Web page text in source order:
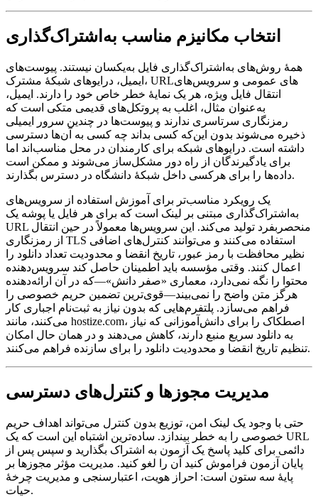
انتخاب مکانیزم مناسب به‌اشتراک‌گذاری
همهٔ روش‌های به‌اشتراک‌گذاری فایل به‌یکسان نیستند. پیوست‌های
ایمیل، درایوهای شبکهٔ مشترک، URLهای عمومی و سرویس‌های
انتقال فایل ویژه، هر یک نمایهٔ خطر خاص خود را دارند. ایمیل،
به‌عنوان مثال، اغلب به پروتکل‌های قدیمی متکی است که
رمزنگاری سرتاسری ندارند و پیوست‌ها در چندین سرور ایمیلی
ذخیره می‌شوند بدون این‌که کسی بداند چه کسی به آن‌ها دسترسی
داشته است. درایوهای شبکه برای کارمندان در محل مناسب‌اند اما
برای یادگیرندگان از راه دور مشکل‌ساز می‌شوند و ممکن است
داده‌ها را برای هرکسی داخل شبکهٔ دانشگاه در دسترس بگذارند.
یک رویکرد مناسب‌تر برای آموزش استفاده از سرویس‌های
به‌اشتراک‌گذاری مبتنی بر لینک است که برای هر فایل یا پوشه یک
URL منحصربفرد تولید می‌کند. این سرویس‌ها معمولاً در حین انتقال
از رمزنگاری TLS استفاده می‌کنند و می‌توانند کنترل‌های اضافی
نظیر محافظت با رمز عبور، تاریخ انقضا و محدودیت تعداد دانلود را
اعمال کنند. وقتی مؤسسه باید اطمینان حاصل کند سرویس‌دهنده
محتوا را نگه نمی‌دارد، معماری «صفر دانش»—که در آن ارائه‌دهنده
هرگز متن واضح را نمی‌بیند—قوی‌ترین تضمین حریم خصوصی را
فراهم می‌سازد. پلتفرم‌هایی که بدون نیاز به ثبت‌نام اجباری کار
می‌کنند، مانند hostize.com، اصطکاک را برای دانش‌آموزانی که نیاز
به دانلود سریع منبع دارند، کاهش می‌دهند و در همان حال امکان
تنظیم تاریخ انقضا و محدودیت دانلود را برای سازنده فراهم می‌کنند.
مدیریت مجوزها و کنترل‌های دسترسی
حتی با وجود یک لینک امن، توزیع بدون کنترل می‌تواند اهداف حریم
خصوصی را به خطر بیندازد. ساده‌ترین اشتباه این است که یک URL
دائمی برای کلید پاسخ یک آزمون به اشتراک بگذارید و سپس پس از
پایان آزمون فراموش کنید آن را لغو کنید. مدیریت مؤثر مجوزها بر
پایهٔ سه ستون است: احراز هویت، اعتبارسنجی و مدیریت چرخهٔ
حیات.